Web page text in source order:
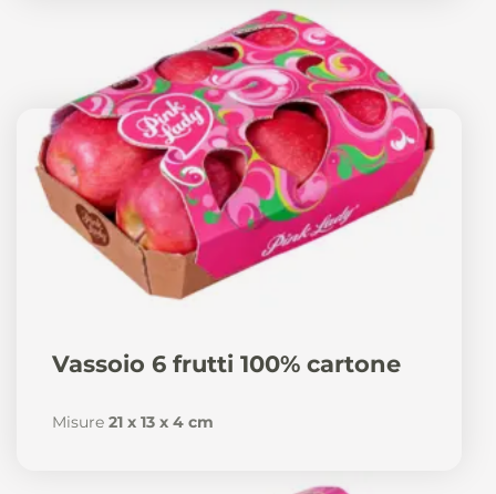
Vassoio 6 frutti 100% cartone
Misure 21 x 13 x 4 cm